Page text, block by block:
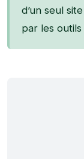
d’un seul
par les